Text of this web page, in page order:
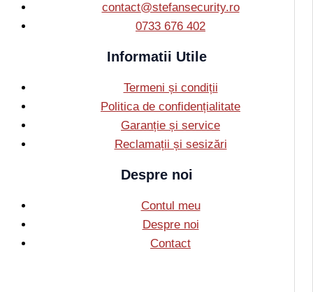
contact@stefansecurity.ro
0733 676 402
Informatii Utile
Termeni și condiții
Politica de confidențialitate
Garanție și service
Reclamații și sesizări
Despre noi
Contul meu
Despre noi
Contact